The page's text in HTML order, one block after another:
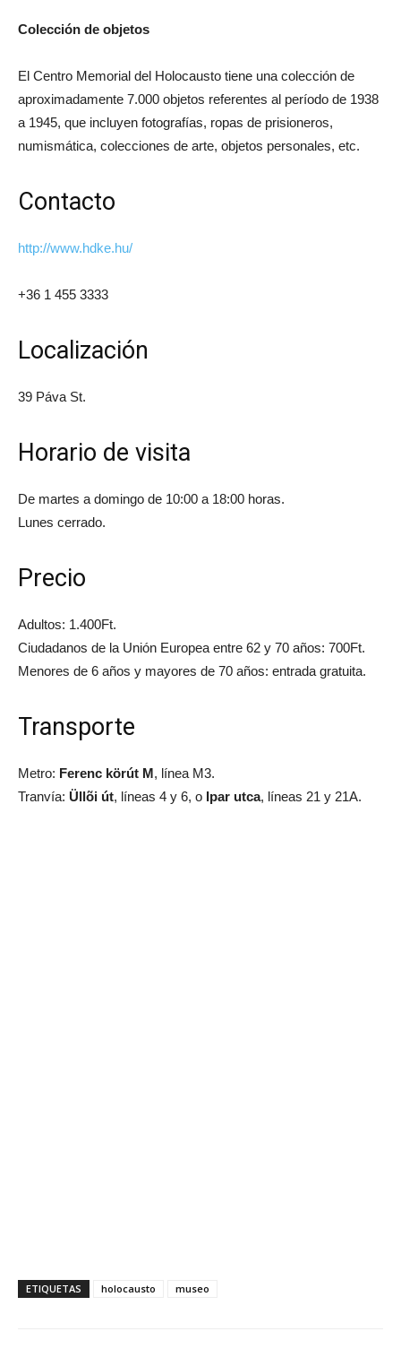
Colección de objetos
El Centro Memorial del Holocausto tiene una colección de
aproximadamente 7.000 objetos referentes al período de 1938
a 1945, que incluyen fotografías, ropas de prisioneros,
numismática, colecciones de arte, objetos personales, etc.
Contacto
http://www.hdke.hu/
+36 1 455 3333
Localización
39 Páva St.
Horario de visita
De martes a domingo de 10:00 a 18:00 horas.
Lunes cerrado.
Precio
Adultos: 1.400Ft.
Ciudadanos de la Unión Europea entre 62 y 70 años: 700Ft.
Menores de 6 años y mayores de 70 años: entrada gratuita.
Transporte
Metro: Ferenc körút M, línea M3.
Tranvía: Üllõi út, líneas 4 y 6, o Ipar utca, líneas 21 y 21A.
ETIQUETAS holocausto museo